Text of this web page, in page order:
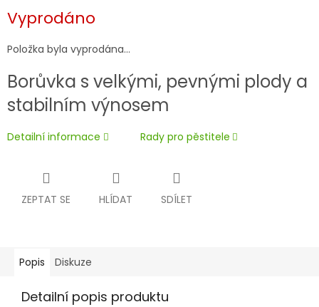
cena:
Vyprodáno
Položka byla vyprodána…
Borůvka s velkými, pevnými plody a
stabilním výnosem
Detailní informace Rady pro pěstitele
ZEPTAT SE HLÍDAT SDÍLET
Popis Diskuze
Detailní popis produktu